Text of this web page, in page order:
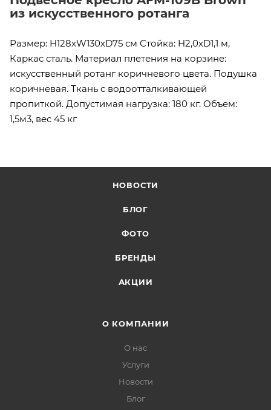
из искусственного ротанга
Размер: H128хW130хD75 см Стойка: H2,0xD1,1 м,
Каркас сталь. Материал плетения на корзине:
искусственный ротанг коричневого цвета. Подушка
коричневая. Ткань с водоотталкивающей
пропиткой. Допустимая нагрузка: 180 кг. Объем:
1,5м3, вес 45 кг
НОВОСТИ
БЛОГ
ФОТО
БРЕНДЫ
АКЦИИ
О КОМПАНИИ
О нас
Услуги
Новости
Блог